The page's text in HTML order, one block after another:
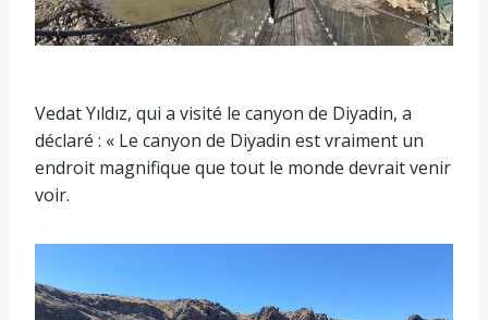
Vedat Yıldız, qui a visité le canyon de Diyadin, a
déclaré : « Le canyon de Diyadin est vraiment un
endroit magnifique que tout le monde devrait venir
voir.